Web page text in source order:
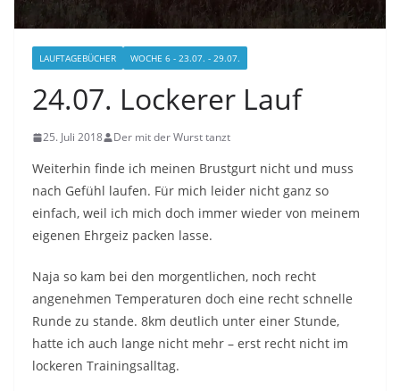
LAUFTAGEBÜCHER WOCHE 6 - 23.07. - 29.07.
24.07. Lockerer Lauf
25. Juli 2018 Der mit der Wurst tanzt
Weiterhin finde ich meinen Brustgurt nicht und muss
nach Gefühl laufen. Für mich leider nicht ganz so
einfach, weil ich mich doch immer wieder von meinem
eigenen Ehrgeiz packen lasse.
Naja so kam bei den morgentlichen, noch recht
angenehmen Temperaturen doch eine recht schnelle
Runde zu stande. 8km deutlich unter einer Stunde,
hatte ich auch lange nicht mehr – erst recht nicht im
lockeren Trainingsalltag.